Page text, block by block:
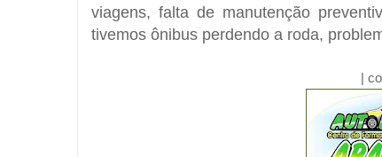
viagens, falta de manutenção
tivemos ônibus perdendo a roda,
|